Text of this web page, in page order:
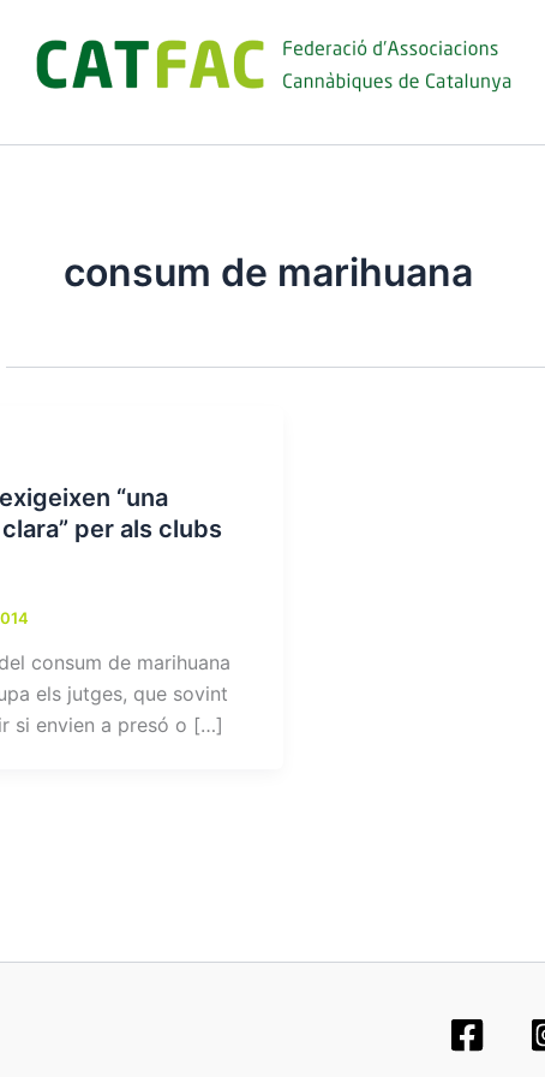
consum de marihuana
“una
per als clubs
consum de marihuana
els jutges, que sovint
si envien a presó o […]